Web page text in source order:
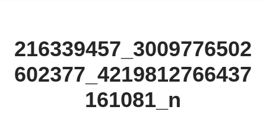
216339457_3009776502
602377_4219812766437
161081_n